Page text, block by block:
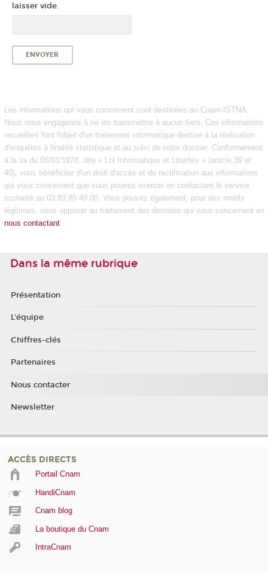
laisser vide.
Les informations qui vous concernent sont destinées au Cnam-ISTNA.
Nous nous engageons à ne les transmettre à aucun tiers. Ces informations
recueillies font l'objet d'un traitement informatique destiné à la réalisation
d'enquêtes à finalité statistique et au suivi de votre dossier. Conformément
à la loi du 06/01/1978, dite « Loi Informatique et Libertés » (article 39 et
40), vous bénéficiez d'un droit d'accès et de rectification aux informations
qui vous concernent que vous pouvez exercer en contactant le service
scolarité au 03 83 85 49 00. Vous pouvez également, pour des motifs
légitimes, vous opposer au traitement des données qui vous concernent en
nous contactant.
Dans la même rubrique
Présentation
L'équipe
Chiffres-clés
Partenaires
Nous contacter
Newsletter
ACCÈS DIRECTS
Portail Cnam
HandiCnam
Cnam blog
La boutique du Cnam
IntraCnam